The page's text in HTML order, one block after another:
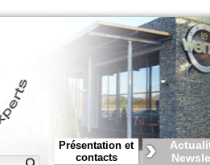
Présentation et
contacts